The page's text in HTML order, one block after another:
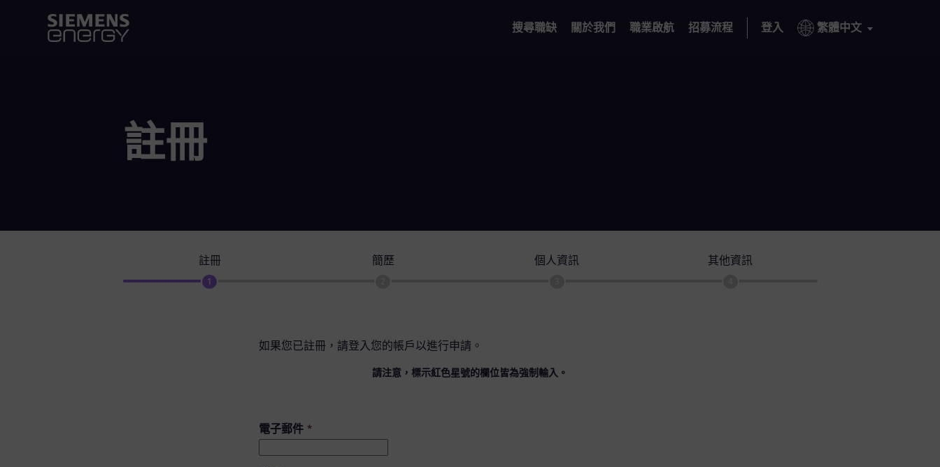
搜尋職缺 關於我們 職業啟航 招募流程 登入 繁體中文
註冊
註冊
1
簡歷 個人資訊 其他資訊
如果您已註冊，請登入您的帳戶以進行申請。
請注意，標示紅色星號的欄位皆為強制輸入。
電子郵件 *